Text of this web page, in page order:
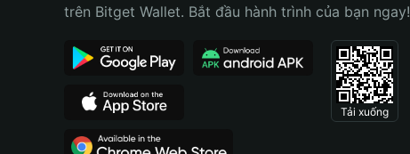
Português (Brasil)
trên Bitget Wallet. Bắt đầu hành trình của bạn ngay!
Tải xuống